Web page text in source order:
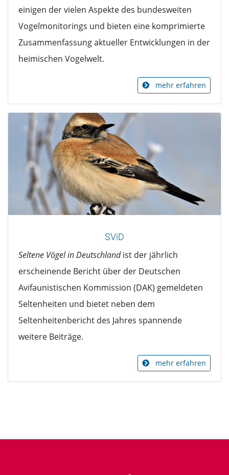
einigen der vielen Aspekte des bundesweiten
Vogelmonitorings und bieten eine komprimierte
Zusammenfassung aktueller Entwicklungen in der
heimischen Vogelwelt.
mehr erfahren
SViD
Seltene Vögel in Deutschlandist der jährlich
erscheinende Bericht über der Deutschen
Avifaunistischen Kommission (DAK) gemeldeten
Seltenheiten und bietet neben dem
Seltenheitenbericht des Jahres spannende
weitere Beiträge.
mehr erfahren